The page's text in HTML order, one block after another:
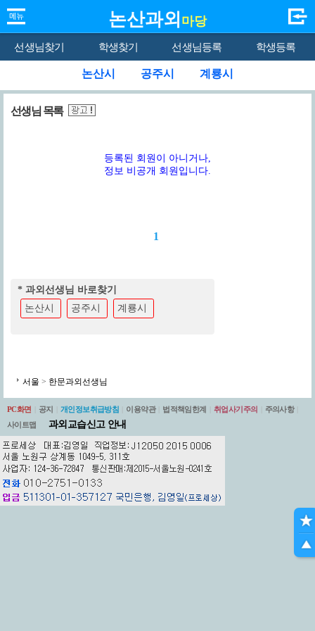
논산과외 마당
선생님찾기 학생찾기 선생님등록 학생등록
논산시 공주시 계룡시
선생님 목록
등록된 회원이 아니거나,
정보 비공개 회원입니다.
1
* 과외선생님 바로찾기
논산시
공주시 계룡시
서울 > 한문과외선생님
PC화면 공지 개인정보취급방침 이용약관 법적책임한계 취업사기주의 주의사항
사이트맵
과외교습신고 안내